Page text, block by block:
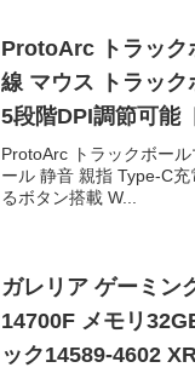
ProtoArc トラック
線 マウス トラッ
5段階DPI調節可能
Windows/Mac/
￥3,990
ProtoArc トラックボー
ール 静音 親指 Type-C
るボタン搭載 W...
ガレリア ゲーミン
14700F メモリ
ック14589-4602